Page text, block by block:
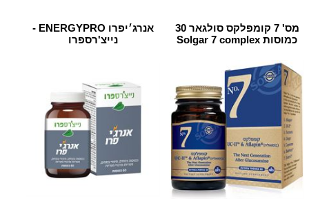
מס' 7 קומפלקס סולגאר 30
כמוסות Solgar 7 complex
אנרג׳יפרו ENERGYPRO -
נייצ'רספרו